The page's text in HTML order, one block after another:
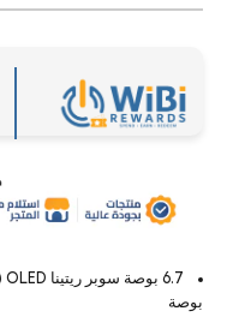
بوصة